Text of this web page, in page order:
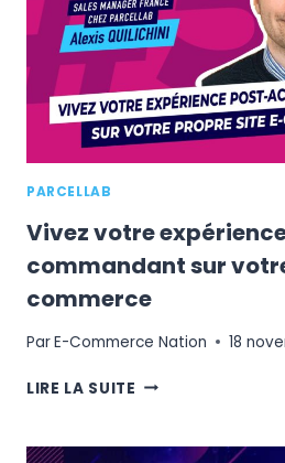
PARCELLAB
Vivez votre
commandant sur
commerce
ParE-Commerce Nation 18
LIRE LA SUITE VIVEZ
POST-